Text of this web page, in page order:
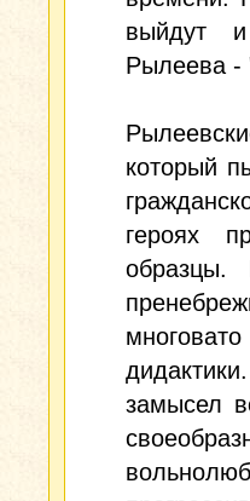
выйдут
Рылеева -
который
героях
образцы.
замысел